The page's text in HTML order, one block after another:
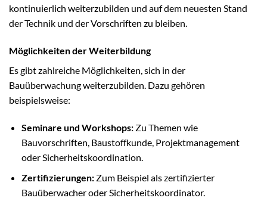
kontinuierlich weiterzubilden und auf dem neuesten Stand
der Technik und der Vorschriften zu bleiben.
Möglichkeiten der Weiterbildung
Es gibt zahlreiche Möglichkeiten, sich in der
Bauüberwachung weiterzubilden. Dazu gehören
beispielsweise:
Seminare und Workshops:Zu Themen wie
Bauvorschriften, Baustoffkunde, Projektmanagement
oder Sicherheitskoordination.
Zertifizierungen:Zum Beispiel als zertifizierter
Bauüberwacher oder Sicherheitskoordinator.